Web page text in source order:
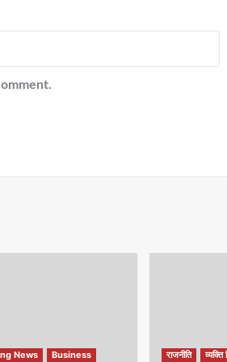
News Business राजनीति व्यक्ति